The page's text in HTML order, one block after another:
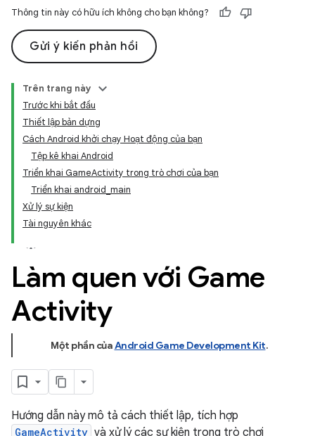
Thông tin này có hữu ích không cho bạn không?
Gửi ý kiến phản hồi
Trên trang này
Trước khi bắt đầu
Thiết lập bản dựng
Cách Android khởi chạy Hoạt động của bạn
Tệp kê khai Android
Triển khai GameActivity trong trò chơi của bạn
Triển khai android_main
Xử lý sự kiện
Tài nguyên khác
Làm quen với Game
Activity
Một phần củaAndroid Game Development Kit.
Hướng dẫn này mô tả cách thiết lập, tích hợp
GameActivity và xử lý các sự kiện trong trò chơi